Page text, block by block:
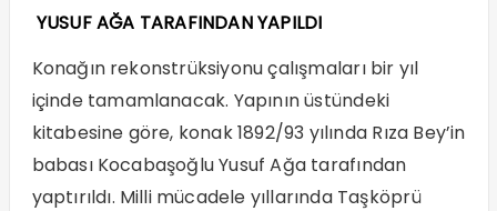
YUSUF AĞA TARAFINDAN YAPILDI
Konağın rekonstrüksiyonu çalışmaları bir yıl
içinde tamamlanacak. Yapının üstündeki
kitabesine göre, konak 1892/93 yılında Rıza Bey’in
babası Kocabaşoğlu Yusuf Ağa tarafından
yaptırıldı. Milli mücadele yıllarında Taşköprü